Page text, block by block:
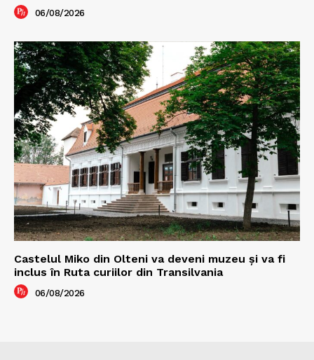
06/08/2026
Castelul Miko din Olteni va deveni muzeu şi va fi
inclus în Ruta curiilor din Transilvania
06/08/2026